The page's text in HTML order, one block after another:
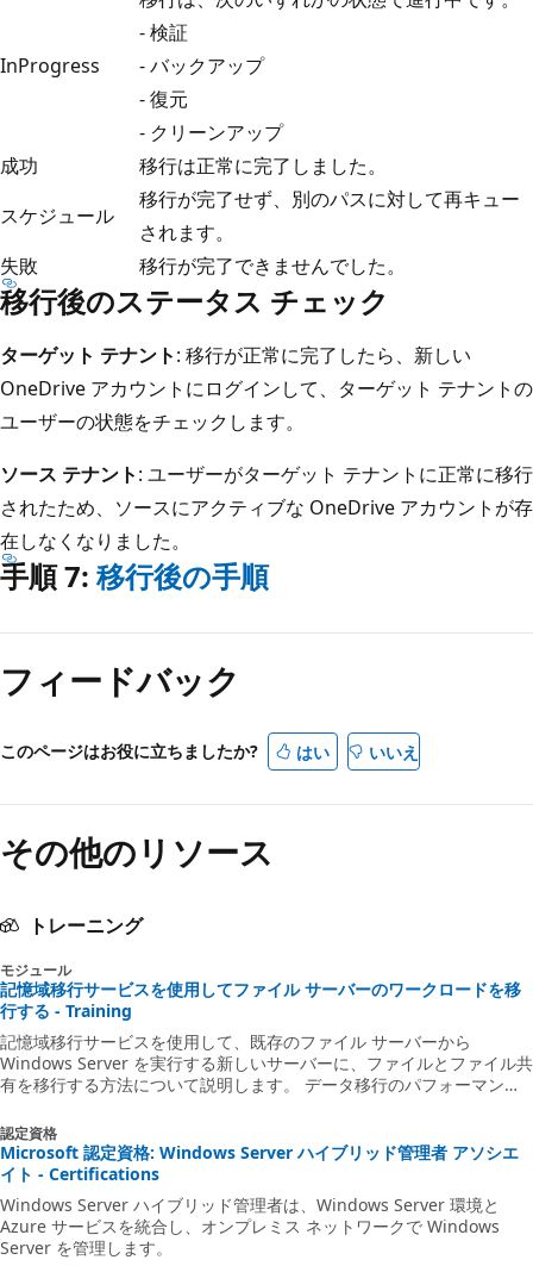
InProgress
- 検証
- バックアップ
- 復元
- クリーンアップ
成功
移行は正常に完了しました。
スケジュール
移行が完了せず、別のパスに対して再キュー
されます。
失敗
移行が完了できませんでした。
移行後のステータス チェック
ターゲット テナント: 移行が正常に完了したら、新しい
OneDrive アカウントにログインして、ターゲット テナントの
ユーザーの状態をチェックします。
ソース テナント: ユーザーがターゲット テナントに正常に移行
されたため、ソースにアクティブな OneDrive アカウントが存
在しなくなりました。
手順 7: 移行後の手順
フィードバック
このページはお役に立ちましたか? はい いいえ
その他のリソース
トレーニング
モジュール
記憶域移行サービスを使用してファイル サーバーのワークロードを移
行する - Training
記憶域移行サービスを使用して、既存のファイル サーバーから
Windows Server を実行する新しいサーバーに、ファイルとファイル共
有を移行する方法について説明します。 データ移行のパフォーマンス
認定資格
Microsoft 認定資格: Windows Server ハイブリッド管理者 アソシエ
イト - Certifications
Windows Server ハイブリッド管理者は、Windows Server 環境と
Azure サービスを統合し、オンプレミス ネットワークで Windows
Server を管理します。